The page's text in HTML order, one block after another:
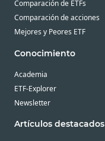
Comparación de ETFs
Comparación de acciones
Mejores y Peores ETF
Conocimiento
Academia
ETF-Explorer
Newsletter
Artículos destacados